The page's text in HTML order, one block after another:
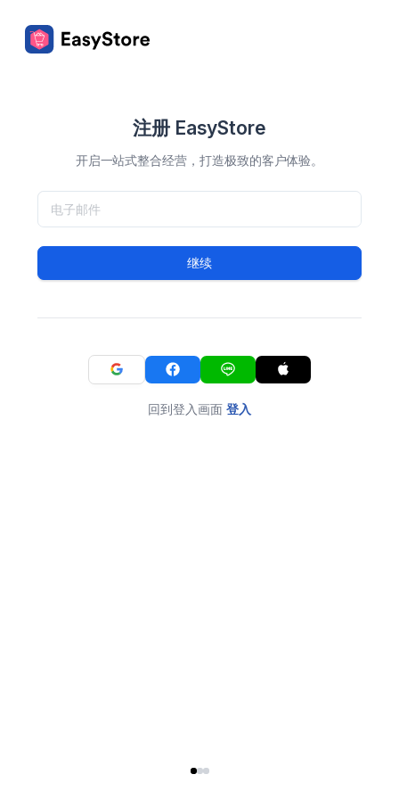
注册 EasyStore
开启一站式整合经营，打造极致的客户体验。
继续
回到登入画面 登入